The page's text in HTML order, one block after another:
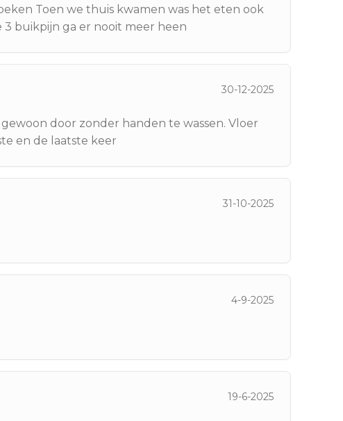
Toen we thuis kwamen was het eten ook
buikpijn ga er nooit meer heen
30-12-2025
door zonder handen te wassen. Vloer
en de laatste keer
31-10-2025
4-9-2025
19-6-2025